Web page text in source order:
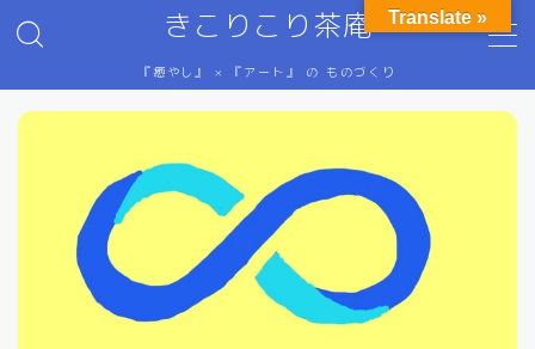
きこりこり茶庵
『癒やし』 × 『アート』 の ものづくり
MENU
HSP（繊細さん）のための情報
テレビ番組など
にゅ～す
プライバシーポリシー
ぷろふぃ～る
ホーム
Translate »